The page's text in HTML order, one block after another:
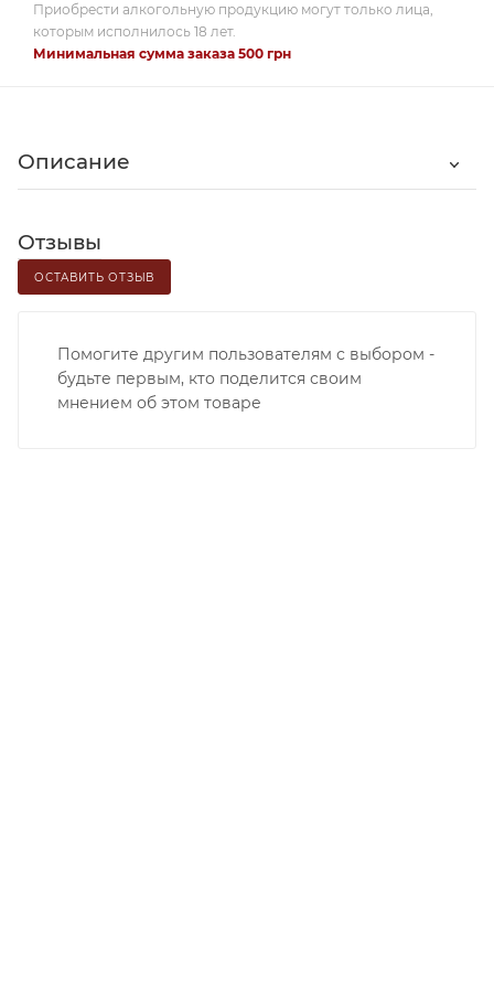
Приобрести алкогольную продукцию могут только лица,
которым исполнилось 18 лет.
Минимальная сумма заказа 500 грн
Описание
Отзывы
ОСТАВИТЬ ОТЗЫВ
Помогите другим пользователям с выбором -
будьте первым, кто поделится своим
мнением об этом товаре